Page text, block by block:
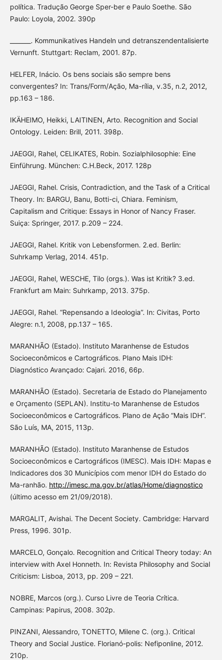
política. Tradução George Sper-ber e Paulo Soethe. São
Paulo: Loyola, 2002. 390p
_______. Kommunikatives Handeln und detranszendentalisierte
Vernunft. Stuttgart: Reclam, 2001. 87p.
HELFER, Inácio. Os bens sociais são sempre bens
convergentes? In: Trans/Form/Ação, Ma-rília, v.35, n.2, 2012,
pp.163 – 186.
IKÄHEIMO, Heikki, LAITINEN, Arto. Recognition and Social
Ontology. Leiden: Brill, 2011. 398p.
JAEGGI, Rahel, CELIKATES, Robin. Sozialphilosophie: Eine
Einführung. München: C.H.Beck, 2017. 128p
JAEGGI, Rahel. Crisis, Contradiction, and the Task of a Critical
Theory. In: BARGU, Banu, Botti-ci, Chiara. Feminism,
Capitalism and Critique: Essays in Honor of Nancy Fraser.
Suiça: Springer, 2017. p.209 – 224.
JAEGGI, Rahel. Kritik von Lebensformen. 2.ed. Berlin:
Suhrkamp Verlag, 2014. 451p.
JAEGGI, Rahel, WESCHE, Tilo (orgs.). Was ist Kritik? 3.ed.
Frankfurt am Main: Suhrkamp, 2013. 375p.
JAEGGI, Rahel. “Repensando a Ideologia”. In: Civitas, Porto
Alegre: n.1, 2008, pp.137 – 165.
MARANHÃO (Estado). Instituto Maranhense de Estudos
Socioeconômicos e Cartográficos. Plano Mais IDH:
Diagnóstico Avançado: Cajari. 2016, 66p.
MARANHÃO (Estado). Secretaria de Estado do Planejamento
e Orçamento (SEPLAN). Institu-to Maranhense de Estudos
Socioeconômicos e Cartográficos. Plano de Ação “Mais IDH”.
São Luís, MA, 2015, 113p.
MARANHÃO (Estado). Instituto Maranhense de Estudos
Socioeconômicos e Cartográficos (IMESC). Mais IDH: Mapas e
Indicadores dos 30 Municípios com menor IDH do Estado do
Ma-ranhão. http://imesc.ma.gov.br/atlas/Home/diagnostico
(último acesso em 21/09/2018).
MARGALIT, Avishai. The Decent Society. Cambridge: Harvard
Press, 1996. 301p.
MARCELO, Gonçalo. Recognition and Critical Theory today: An
interview with Axel Honneth. In: Revista Philosophy and Social
Criticism: Lisboa, 2013, pp. 209 – 221.
NOBRE, Marcos (org.). Curso Livre de Teoria Crítica.
Campinas: Papirus, 2008. 302p.
PINZANI, Alessandro, TONETTO, Milene C. (org.). Critical
Theory and Social Justice. Florianó-polis: Nefiponline, 2012.
210p.